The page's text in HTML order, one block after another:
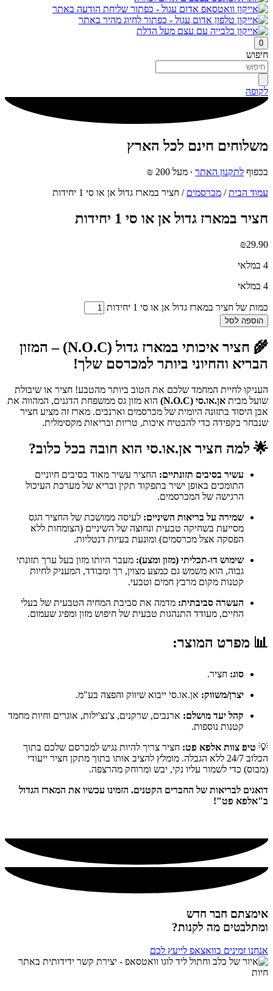
0
חיפוש
לקופה
משלוחים חינם לכל הארץ
בכפוף לתקנון האתר ∙ מעל 200 ₪
עמוד הבית/ מכרסמים / חציר במארז גדול אן או סי 1 יחידות
חציר במארז גדול אן או סי 1 יחידות
₪29.90
4 במלאי
4 במלאי
כמות של חציר במארז גדול אן או סי 1 יחידות
הוספה לסל
🌾
חציר איכותי במארז גדול (N.O.C) – המזון
הבריא והחיוני ביותר למכרסם שלך!
העניקו לחיית המחמד שלכם את הטוב ביותר מהטבע! חציר או שיבולת
שועל מבית אן.או.סי (N.O.C)
הוא מזון גס ממשפחת הדגנים, המהווה את
אבן היסוד בתזונה היומית של מכרסמים וארנבים. מארז זה מציע חציר
שנבחר בקפידה כדי להבטיח איכות, טריות ובריאות מקסימלית.
🌟 למה חציר אן.או.סי הוא חובה בכל כלוב?
עשיר בסיבים תזונתיים: החציר עשיר מאוד בסיבים חיוניים
התומכים באופן ישיר בתפקוד תקין ובריא של מערכת העיכול
הרגישה של המכרסמים.
שמירה על בריאות השיניים: לעיסה ממושכת של החציר הגס
מסייעת בשחיקה טבעית ונחוצה של השיניים (הצומחות ללא
הפסקה אצל מכרסמים) ומונעת בעיות דנטליות.
שימוש דו-תכליתי (מזון ומצע): מעבר היותו מזון בעל ערך תזונתי
גבוה, הוא משמש גם כמצע מצוין, רך ומבודד, המעניק לחיות
קטנות מקום מרבץ חמים וטבעי.
העשרה סביבתית: מדמה את סביבת המחיה הטבעית של בעלי
החיים, מעודד התנהגות טבעית של חיפוש מזון ומפיג שעמום.
📊 מפרט המוצר:
סוג: חציר.
יצרן/משווק: אן.או.סי ייבוא שיווק והפצה בע"מ.
קהל יעד מושלם: ארנבים, שרקנים, צ'נצ'ילות, אוגרים וחיות מחמד
קטנות נוספות.
💡 טיפ צוות אלפא פט: חציר צריך להיות נגיש למכרסם שלכם בתוך
הכלוב 24/7 ללא הגבלה. מומלץ להציב אותו בתוך מתקן חציר ייעודי
(מבוס) כדי לשמור עליו נקי, יבש ומרוחק מהרצפה.
דואגים לבריאות של החברים הקטנים. הזמינו עכשיו את המארז הגדול
ב"אלפא פט"!
אימצתם חבר חדש
ומתלבטים מה לקנות?
אנחנו זמינים בוואצאפ לייעץ לכם